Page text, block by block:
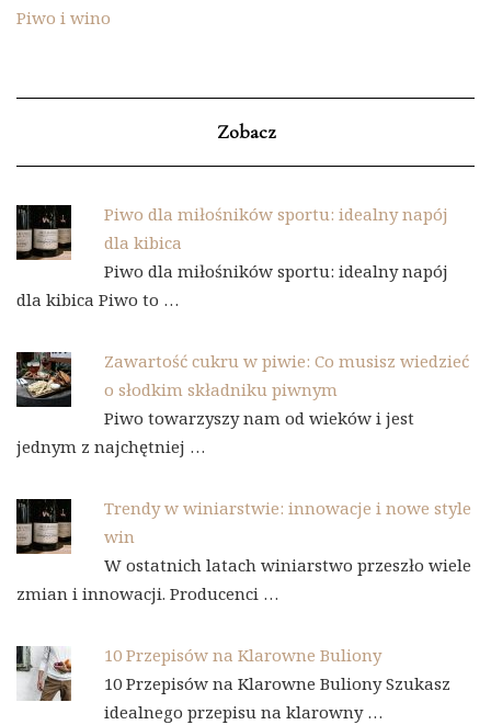
Piwo i wino
Zobacz
Piwo dla miłośników sportu: idealny napój
dla kibica
Piwo dla miłośników sportu: idealny napój
dla kibica Piwo to …
Zawartość cukru w piwie: Co musisz wiedzieć
o słodkim składniku piwnym
Piwo towarzyszy nam od wieków i jest
jednym z najchętniej …
Trendy w winiarstwie: innowacje i nowe style
win
W ostatnich latach winiarstwo przeszło wiele
zmian i innowacji. Producenci …
10 Przepisów na Klarowne Buliony
10 Przepisów na Klarowne Buliony Szukasz
idealnego przepisu na klarowny …